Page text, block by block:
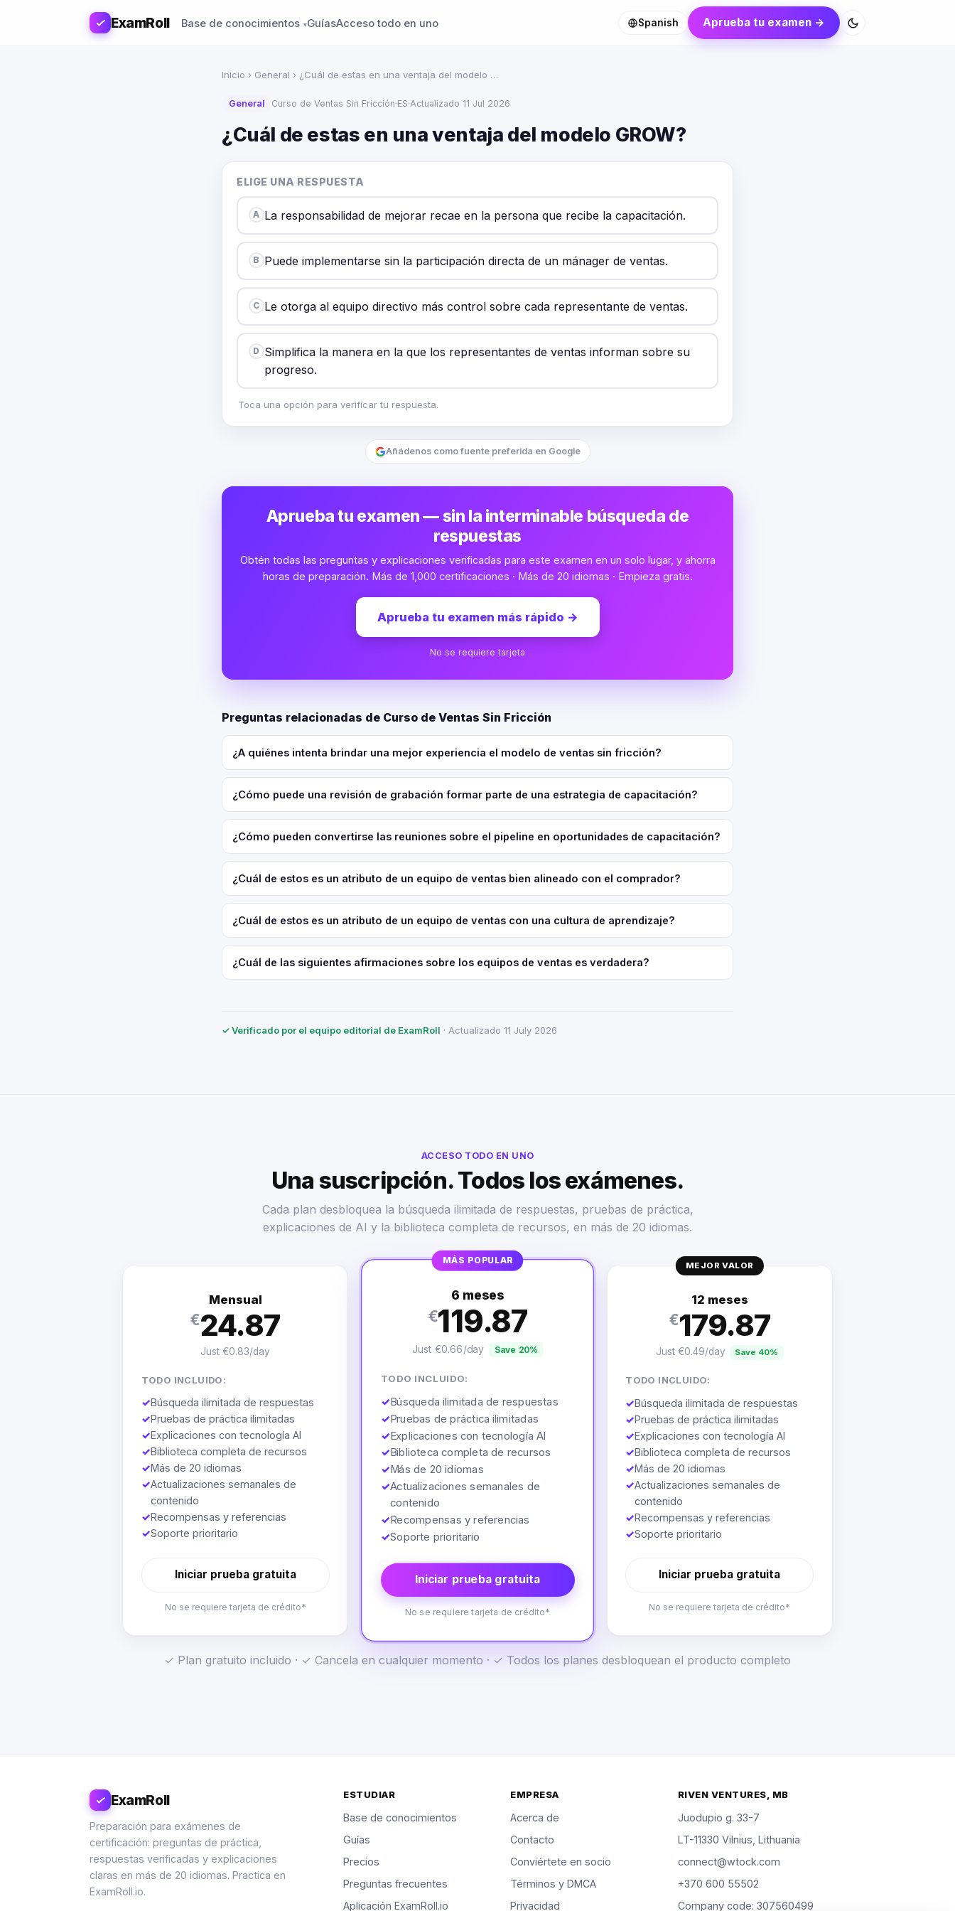
ExamRoll Base de conocimientos GuíasAcceso todo en uno Spanish Aprueba tu examen →
Inicio › General › ¿Cuál de estas en una ventaja del modelo …
General Curso de Ventas Sin Fricción·ES·Actualizado 11 Jul 2026
¿Cuál de estas en una ventaja del modelo GROW?
ELIGE UNA RESPUESTA
A La responsabilidad de mejorar recae en la persona que recibe la capacitación.
B Puede implementarse sin la participación directa de un mánager de ventas.
C Le otorga al equipo directivo más control sobre cada representante de ventas.
D Simplifica la manera en la que los representantes de ventas informan sobre su
progreso.
Toca una opción para verificar tu respuesta.
Añádenos como fuente preferida en Google
Aprueba tu examen — sin la interminable búsqueda de
respuestas
Obtén todas las preguntas y explicaciones verificadas para este examen en un solo lugar, y ahorra
horas de preparación. Más de 1,000 certificaciones · Más de 20 idiomas · Empieza gratis.
Aprueba tu examen más rápido →
No se requiere tarjeta
Preguntas relacionadas de Curso de Ventas Sin Fricción
¿A quiénes intenta brindar una mejor experiencia el modelo de ventas sin fricción?
¿Cómo puede una revisión de grabación formar parte de una estrategia de capacitación?
¿Cómo pueden convertirse las reuniones sobre el pipeline en oportunidades de capacitación?
¿Cuál de estos es un atributo de un equipo de ventas bien alineado con el comprador?
¿Cuál de estos es un atributo de un equipo de ventas con una cultura de aprendizaje?
¿Cuál de las siguientes afirmaciones sobre los equipos de ventas es verdadera?
✓ Verificado por el equipo editorial de ExamRoll · Actualizado 11 July 2026
ACCESO TODO EN UNO
Una suscripción. Todos los exámenes.
Cada plan desbloquea la búsqueda ilimitada de respuestas, pruebas de práctica,
explicaciones de AI y la biblioteca completa de recursos, en más de 20 idiomas.
Mensual
€24.87
Just €0.83/day
TODO INCLUIDO:
✓Búsqueda ilimitada de respuestas
✓Pruebas de práctica ilimitadas
✓Explicaciones con tecnología AI
✓Biblioteca completa de recursos
✓Más de 20 idiomas
✓Actualizaciones semanales de
contenido
✓Recompensas y referencias
✓Soporte prioritario
Iniciar prueba gratuita
No se requiere tarjeta de crédito*
MÁS POPULAR
6 meses
€119.87
Just €0.66/day Save 20%
TODO INCLUIDO:
✓Búsqueda ilimitada de respuestas
✓Pruebas de práctica ilimitadas
✓Explicaciones con tecnología AI
✓Biblioteca completa de recursos
✓Más de 20 idiomas
✓Actualizaciones semanales de
contenido
✓Recompensas y referencias
✓Soporte prioritario
Iniciar prueba gratuita
No se requiere tarjeta de crédito*
MEJOR VALOR
12 meses
€179.87
Just €0.49/day Save 40%
TODO INCLUIDO:
✓Búsqueda ilimitada de respuestas
✓Pruebas de práctica ilimitadas
✓Explicaciones con tecnología AI
✓Biblioteca completa de recursos
✓Más de 20 idiomas
✓Actualizaciones semanales de
contenido
✓Recompensas y referencias
✓Soporte prioritario
Iniciar prueba gratuita
No se requiere tarjeta de crédito*
✓ Plan gratuito incluido · ✓ Cancela en cualquier momento · ✓ Todos los planes desbloquean el producto completo
ExamRoll
Preparación para exámenes de
certificación: preguntas de práctica,
respuestas verificadas y explicaciones
claras en más de 20 idiomas. Practica en
ExamRoll.io.
ESTUDIAR
Base de conocimientos
Guías
Precios
Preguntas frecuentes
Aplicación ExamRoll.io
EMPRESA
Acerca de
Contacto
Conviértete en socio
Términos y DMCA
Privacidad
RIVEN VENTURES, MB
Juodupio g. 33-7
LT-11330 Vilnius, Lithuania
connect@wtock.com
+370 600 55502
Company code: 307560499